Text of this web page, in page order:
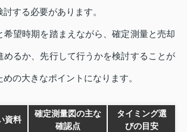
する必要があります。
希望時期を踏まえながら、確定測量と売却
めるか、先行して行うかを検討することが
めの大きなポイントになります。
資料
確定測量図の主な
確認点
タイミング選
びの目安